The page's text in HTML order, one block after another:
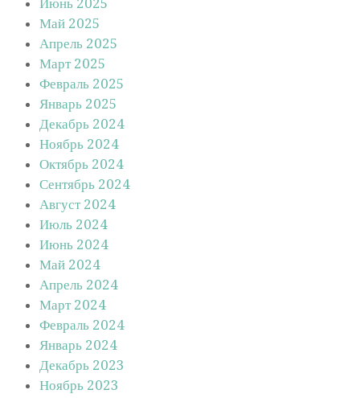
Май 2025
Апрель 2025
Март 2025
Февраль 2025
Январь 2025
Декабрь 2024
Ноябрь 2024
Октябрь 2024
Сентябрь 2024
Август 2024
Июль 2024
Июнь 2024
Май 2024
Апрель 2024
Март 2024
Февраль 2024
Январь 2024
Декабрь 2023
Ноябрь 2023